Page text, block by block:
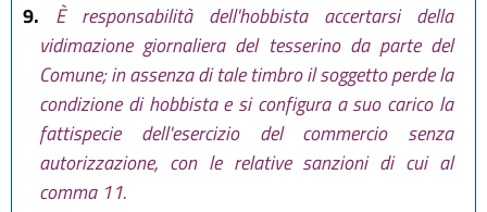
9.
È responsabilità dell'hobbista accertarsi della
vidimazione giornaliera del tesserino da parte del
Comune; in assenza di tale timbro il soggetto perde la
condizione di hobbista e si configura a suo carico la
fattispecie dell'esercizio del commercio senza
autorizzazione, con le relative sanzioni di cui al
comma 11.